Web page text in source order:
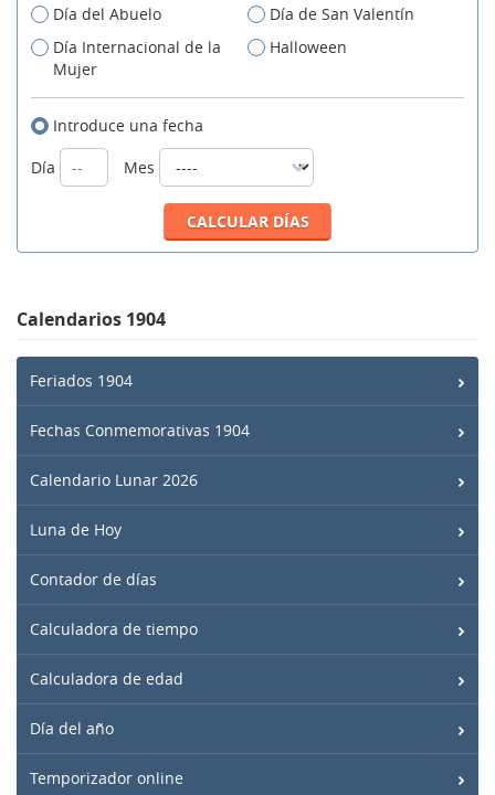
Día del Abuelo
Día de San Valentín
Día Internacional de la
Mujer
Halloween
Introduce una fecha
Día
Mes
Calendarios 1904
Feriados 1904
Fechas Conmemorativas 1904
Calendario Lunar 2026
Luna de Hoy
Contador de días
Calculadora de tiempo
Calculadora de edad
Día del año
Temporizador online